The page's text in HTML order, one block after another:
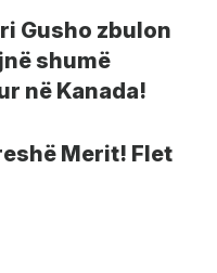
Gusho zbulon
shumë
në Kanada!
Merit! Flet